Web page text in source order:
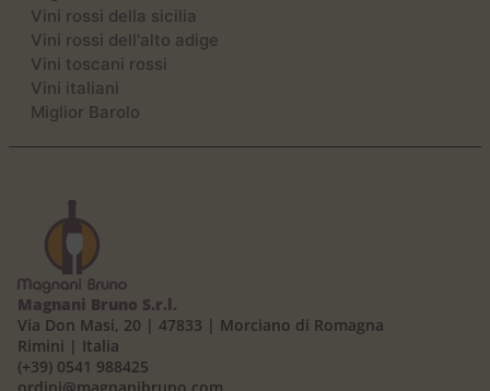
Vini rossi della sicilia
Vini rossi dell'alto adige
Vini toscani rossi
Vini italiani
Miglior Barolo
Magnani Bruno S.r.l.
Via Don Masi, 20 | 47833 | Morciano di Romagna
Rimini | Italia
(+39) 0541 988425